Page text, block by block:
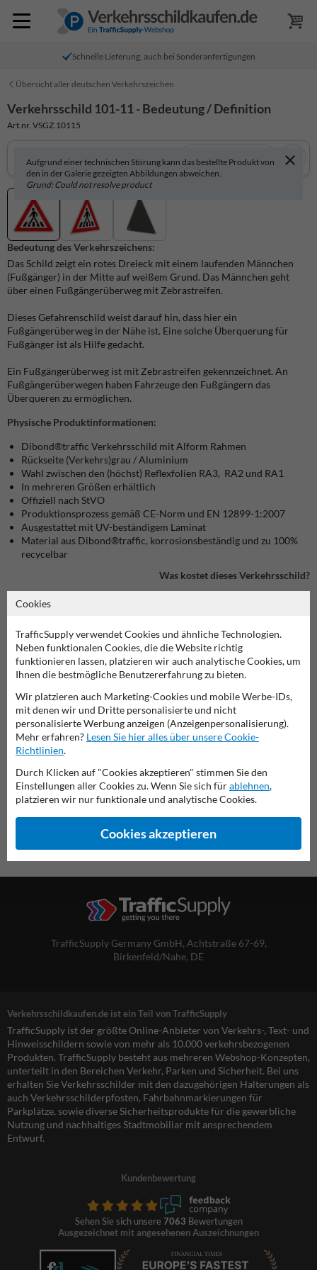
Schnelle Lieferung, auch bei Sonderanfertigungen
Übersicht aller deutschen Verkehrszeichen
Verkehrsschild 101-11
diese Informationen ausdrucken
Übersicht der offiziellen Verkehrsschilder
Verkehrsschildkaufen.de
Verkehrsschild 101-11 - Bedeutung / Definition
Art.nr. VSGZ.10115
Aufgrund einer technischen Störung kann das bestellte Produkt von
den in der Galerie gezeigten Abbildungen abweichen.
Grund: Could not resolve product
In 3D anzeigen
Bedeutung des Verkehrszeichens:
Das Schild zeigt ein rotes Dreieck mit einem laufenden Männchen
(Fußgänger) in der Mitte auf weißem Grund. Das Männchen geht
über einen Fußgängerüberweg mit Zebrastreifen.
Dieses Gefahrenschild weist darauf hin, dass hier ein
Fußgängerüberweg in der Nähe ist. Eine solche Überquerung für
Fußgänger ist als Hilfe gedacht.
Ein Fußgängerüberweg ist mit Zebrastreifen gekennzeichnet. An
Fußgängerüberwegen haben Fahrzeuge den Fußgängern das
Überqueren zu ermöglichen.
Physische Produktinformationen:
Dibond®traffic Verkehrsschild mit Alform Rahmen
Rückseite (Verkehrs)grau / Aluminium
Wahl zwischen den (höchst) Reflexfolien RA3, RA2 und RA1
In mehreren Größen erhältlich
Offiziell nach StVO
Produktionsprozess gemäß CE-Norm und EN 12899-1:2007
Ausgestattet mit UV-beständigem Laminat
Material aus Dibond®traffic, korrosionsbeständig und zu 100%
recycelbar
Was kostet dieses Verkehrsschild?
TrafficSupply Germany GmbH, Achtstraße 67-69,
Birkenfeld/Nahe, DE
Verkehrsschildkaufen.de ist ein Teil von TrafficSupply
TrafficSupply ist der größte Online-Anbieter von Verkehrs-, Text- und
Hinweisschildern sowie von mehr als 10.000 verkehrsbezogenen
Produkten. TrafficSupply besteht aus mehreren Webshop-Konzepten,
unterteilt in den Bereichen Verkehr, Parken und Sicherheit. Bei uns
erhalten Sie Verkehrsschilder mit den dazugehörigen Halterungen als
auch Verkehrsschilderpfosten, Fahrbahnmarkierungen für
Parkplätze, sowie diverse Sicherheitsprodukte für die gewerbliche
Nutzung und nachhaltiges Stadtmobiliar mit ansprechendem
Entwurf.
Kundenbewertung
Sehen Sie sich unsere 7063 Bewertungen
Ausgezeichnet mit angesehenen Auszeichnungen
Cookies
TrafficSupply verwendet Cookies und ähnliche Technologien.
Neben funktionalen Cookies, die die Website richtig
funktionieren lassen, platzieren wir auch analytische Cookies, um
Ihnen die bestmögliche Benutzererfahrung zu bieten.
Wir platzieren auch Marketing-Cookies und mobile Werbe-IDs,
mit denen wir und Dritte personalisierte und nicht
personalisierte Werbung anzeigen (Anzeigenpersonalisierung).
Mehr erfahren? Lesen Sie hier alles über unsere Cookie-
Richtlinien.
Durch Klicken auf "Cookies akzeptieren" stimmen Sie den
Einstellungen aller Cookies zu. Wenn Sie sich fürablehnen,
platzieren wir nur funktionale und analytische Cookies.
Cookies akzeptieren